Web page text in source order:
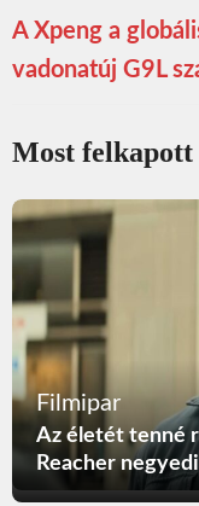
A Xpeng a
vadonatúj G9L
Most felkapott
Filmipar
Az életét tenné
Reacher